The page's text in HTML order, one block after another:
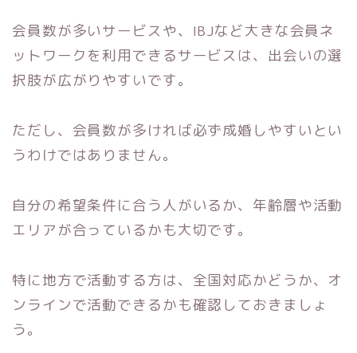
会員数が多いサービスや、IBJなど大きな会員ネ
ットワークを利用できるサービスは、出会いの選
択肢が広がりやすいです。
ただし、会員数が多ければ必ず成婚しやすいとい
うわけではありません。
自分の希望条件に合う人がいるか、年齢層や活動
エリアが合っているかも大切です。
特に地方で活動する方は、全国対応かどうか、オ
ンラインで活動できるかも確認しておきましょ
う。